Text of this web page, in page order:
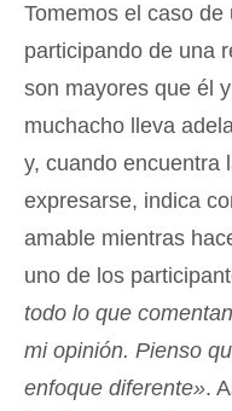
Tomemos el caso
participando de una
son mayores que él
muchacho lleva
y, cuando encuentra
expresarse, indica
amable mientras
uno de los
todo lo que
mi opinión. Pienso
enfoque diferente».